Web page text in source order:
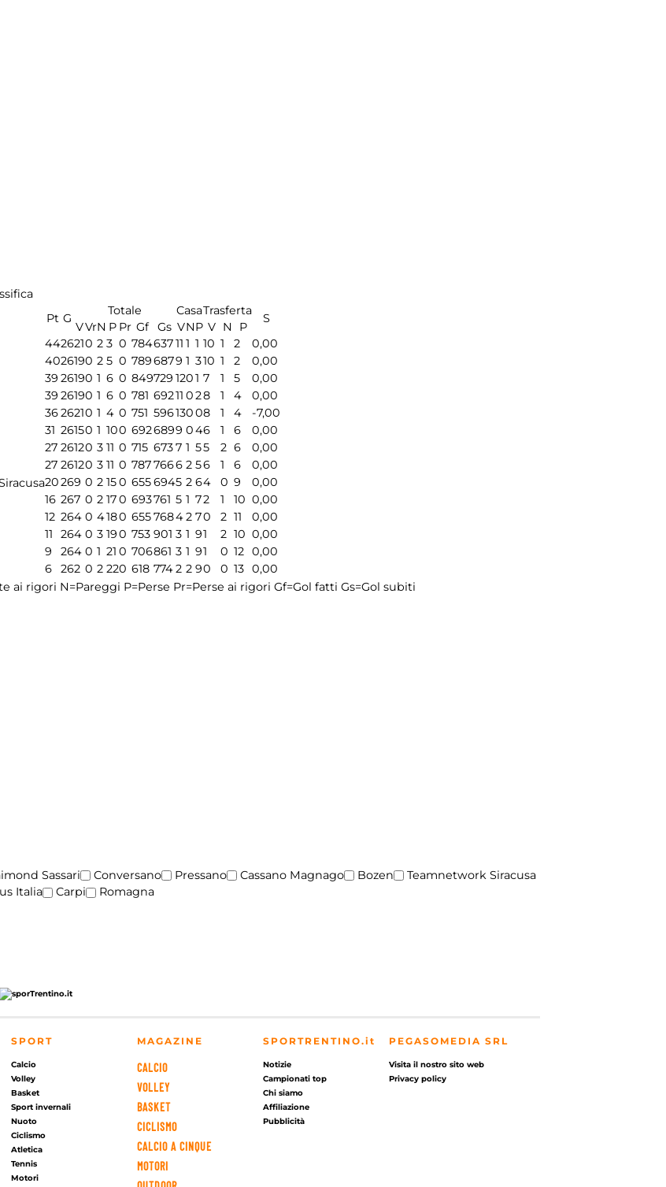
Pt G
Totale CasaTrasferta
S
VVrN P Pr Gf Gs VNP V N
P
4426210 2 3 0 78463711 1 1 10 1 2
0,00
4026190 2 5 0 7896879 1 310 1 2
0,00
39 26190 1 6 0 849729 1201 7 1 5
0,00
39 26190 1 6 0 781 69211 028 1 4
0,00
3626210 1 4 0 751 59613008 1 4
-7,00
31 26150 1 100 6926899 046 1 6
0,00
27 26120 3 11 0 715 6737 1 55 2 6
0,00
27 26120 3 11 0 7877666 2 56 1 6
0,00
20269 0 2 150 6556945 2 64 0 9
0,00
16 267 0 2 170 693761 5 1 72 1 10 0,00
12 264 0 4180 65576842 70 2 11
0,00
11 264 0 3 190 753 901 3 1 91 2 10 0,00
9 264 0 1 21 0 706861 3 1 91 0 12 0,00
6 262 0 2 220 618 7742 2 90 0 13 0,00
ai rigori N=Pareggi P=Perse Pr=Perse ai rigori Gf=Gol fatti Gs=Gol subiti
Sassari Conversano Pressano Cassano Magnago Bozen
Teamnetwork Siracusa
Italia Carpi
Romagna
SPORT
Calcio
Volley
Basket
Sport invernali
Nuoto
Ciclismo
Atletica
Tennis
Motori
MAGAZINE
CALCIO
VOLLEY
BASKET
CICLISMO
CALCIO A CINQUE
MOTORI
SPORTRENTINO.it
Notizie
Campionati top
Chi siamo
Affiliazione
Pubblicità
PEGASOMEDIA SRL
Visita il nostro sito web
Privacy policy